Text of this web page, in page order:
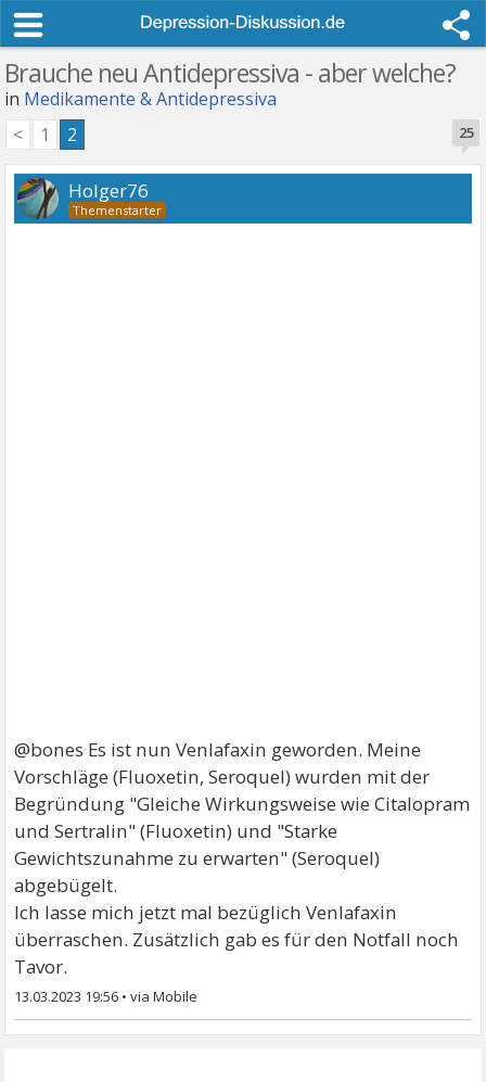
Brauche neu Antidepressiva - aber welche?
in Medikamente & Antidepressiva
25
< 1 2
Holger76
@bones Es ist nun Venlafaxin geworden. Meine
Vorschläge (Fluoxetin, Seroquel) wurden mit der
Begründung "Gleiche Wirkungsweise wie Citalopram
und Sertralin" (Fluoxetin) und "Starke
Gewichtszunahme zu erwarten" (Seroquel)
abgebügelt.
Ich lasse mich jetzt mal bezüglich Venlafaxin
überraschen. Zusätzlich gab es für den Notfall noch
Tavor.
13.03.2023 19:56 •